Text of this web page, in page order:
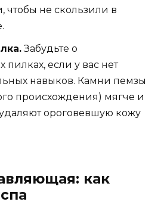
чтобы не скользили в
Забудьте о
пилках, если у вас нет
навыков. Камни пемзы
происхождения) мягче и
ороговевшую кожу
как